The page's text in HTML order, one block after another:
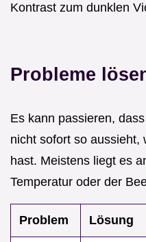
Kontrast zum dunklen
Probleme
Es kann passieren,
nicht sofort so aussieht,
hast. Meistens liegt es
Temperatur oder der
Problem Lösung